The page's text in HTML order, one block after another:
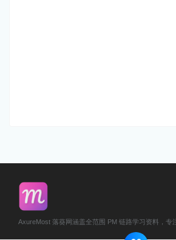
AxureMost 落葵网涵盖全范围 PM 链路学习资料，专